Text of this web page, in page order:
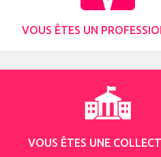
VOUS ÊTES UN
VOUS ÊTES UNE